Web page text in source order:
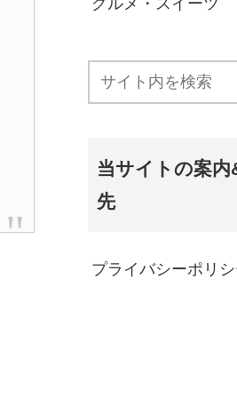
当サイトの案
先
プライバシーポリ